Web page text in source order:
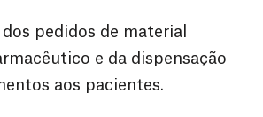
pedidos de material
e da dispensação
aos pacientes.